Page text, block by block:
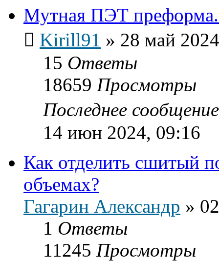
Мутная ПЭТ
Kirill91 » 28 май
15 Ответы
18659 Просмотры
Последнее
14 июн 2024, 09:16
Как отделить сшитый
объемах?
Гагарин Александр »
1 Ответы
11245 Просмотры